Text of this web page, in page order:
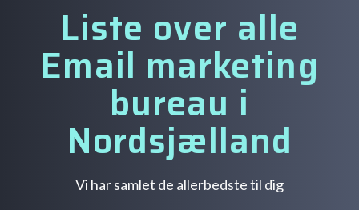
Liste over alle
Email marketing
bureau i
Nordsjælland
Vi har samlet de allerbedste til dig